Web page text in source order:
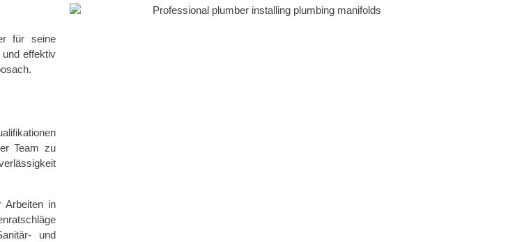
für seine
und effektiv
Team zu
Arbeiten in
und